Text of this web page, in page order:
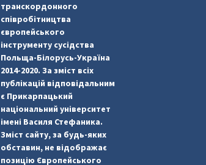
транскордонного
співробітництва
європейського
інструменту сусідства
Польща-Білорусь-Україна
2014-2020. За зміст всіх
публікацій відповідальним
є Прикарпацький
національний університет
імені Василя Стефаника.
Зміст сайту, за будь-яких
обставин, не відображає
позицію Європейського